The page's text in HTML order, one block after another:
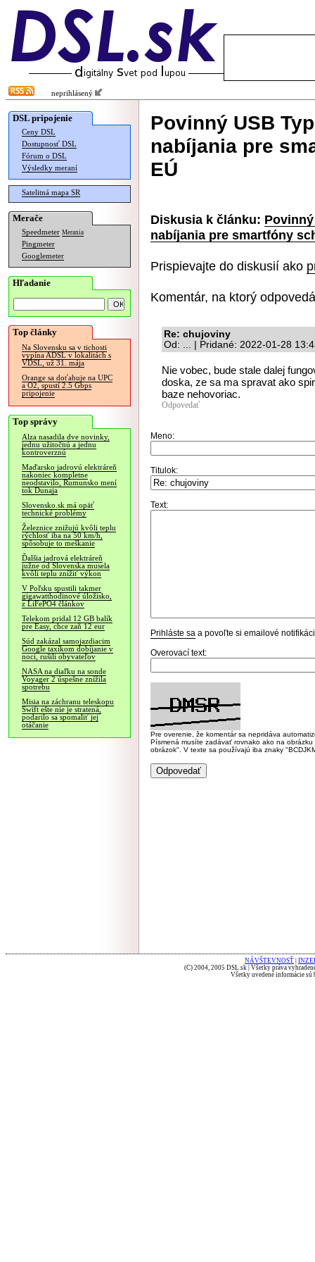
neprihlásený
DSL pripojenie
Ceny DSL
Dostupnosť DSL
Fórum o DSL
Výsledky meraní
Satelitná mapa SR
Merače
Speedmeter Merania
Pingmeter
Googlemeter
Hľadanie
Top články
Na Slovensku sa v tichosti
vypína ADSL v lokalitách s
VDSL, už 31. mája
Orange sa doťahuje na UPC
a O2, spustí 2.5 Gbps
pripojenie
Top správy
Alza nasadila dve novinky,
jednu užitočnú a jednu
kontroverznú
Maďarsko jadrovú elektráreň
nakoniec kompletne
neodstavilo, Rumunsko mení
tok Dunaja
Slovensko.sk má opäť
technické problémy
Železnice znižujú kvôli teplu
rýchlosť iba na 50 km/h,
spôsobuje to meškanie
Ďalšia jadrová elektráreň
južne od Slovenska musela
kvôli teplu znížiť výkon
V Poľsku spustili takmer
gigawatthodinové úložisko,
z LiFePO4 článkov
Telekom pridal 12 GB balík
pre Easy, chce zaň 12 eur
Súd zakázal samojazdiacim
Google taxíkom dobíjanie v
noci, rušili obyvateľov
NASA na diaľku na sonde
Voyager 2 úspešne znížila
spotrebu
Misia na záchranu teleskopu
Swift ešte nie je stratená,
podarilo sa spomaliť jej
otáčanie
Povinný USB
nabíjania pre
EÚ
Diskusia k článku:
nabíjania pre smartfóny
Prispievajte do diskusií ako
Komentár, na ktorý
Re: chujoviny
Od: ... | Pridané: 2022-01-28
Nie vobec, bude stale dalej
doska, ze sa ma spravat ako
baze nehovoriac.
Odpovedať
Meno:
Titulok:
Text:
Prihláste sa a povoľte si emailové
Overovací text:
Pre overenie, že komentár sa nepridáva
Písmená musíte zadávať rovnako ako na
obrázok". V texte sa používajú iba znaky
NÁVŠTEVNOSŤ
(C) 2004, 2005 DSL.sk | Všetky práva
Všetky uvedené informácie sú